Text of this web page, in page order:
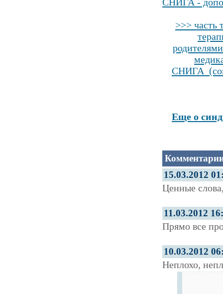
>>> часть
СНИГА
Еще о
15.03.2012
Ценные
11.03.2012
Прямо все
10.03.2012
Неплохо,